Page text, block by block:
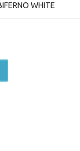
WHITE